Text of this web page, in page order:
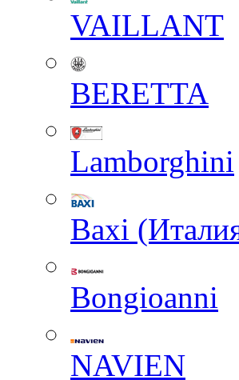
VAILLANT
BERETTA
Lamborghini
Baxi
Вongioanni
NAVIEN